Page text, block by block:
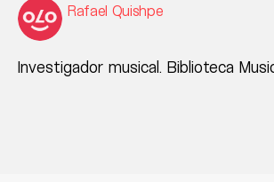
Rafael Quishpe
Investigador musical. Biblioteca